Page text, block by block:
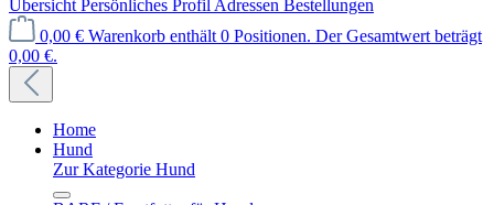
Übersicht Persönliches Profil Adressen Bestellungen
0,00 € Warenkorb enthält 0 Positionen. Der Gesamtwert beträgt
0,00 €.
Home
Hund
Zur Kategorie Hund